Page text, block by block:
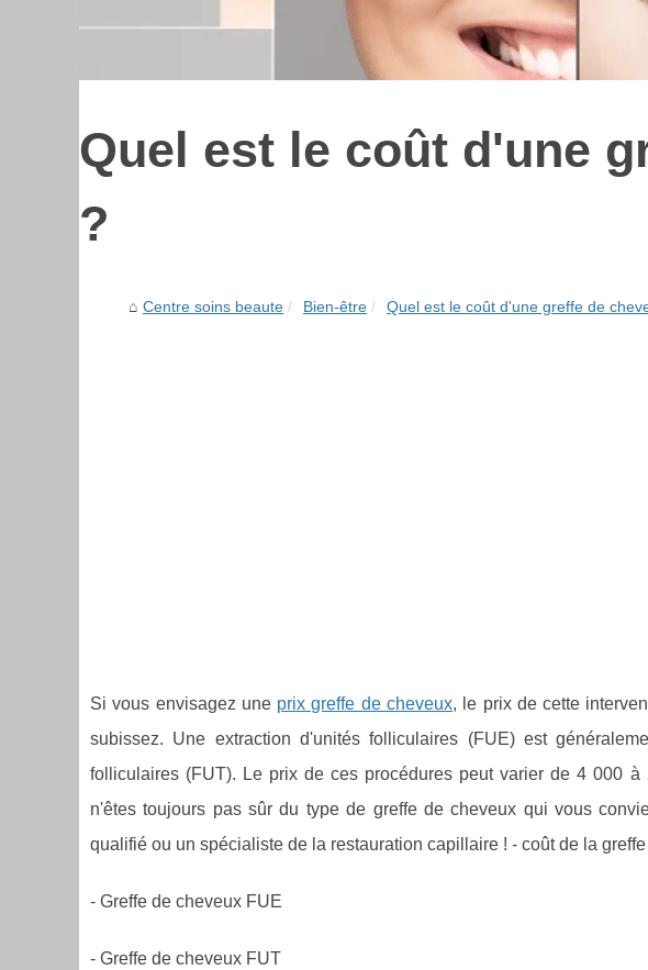
Quel est le coût d'une
?
Centre soins beaute Bien-être Quel est le coût d'une greffe de
Si vous envisagez une prix greffe de cheveux, le prix de cette
subissez. Une extraction d'unités folliculaires (FUE) est
folliculaires (FUT). Le prix de ces procédures peut varier de 4 000
n'êtes toujours pas sûr du type de greffe de cheveux qui vous
qualifié ou un spécialiste de la restauration capillaire ! - coût de la
- Greffe de cheveux FUE
- Greffe de cheveux FUT